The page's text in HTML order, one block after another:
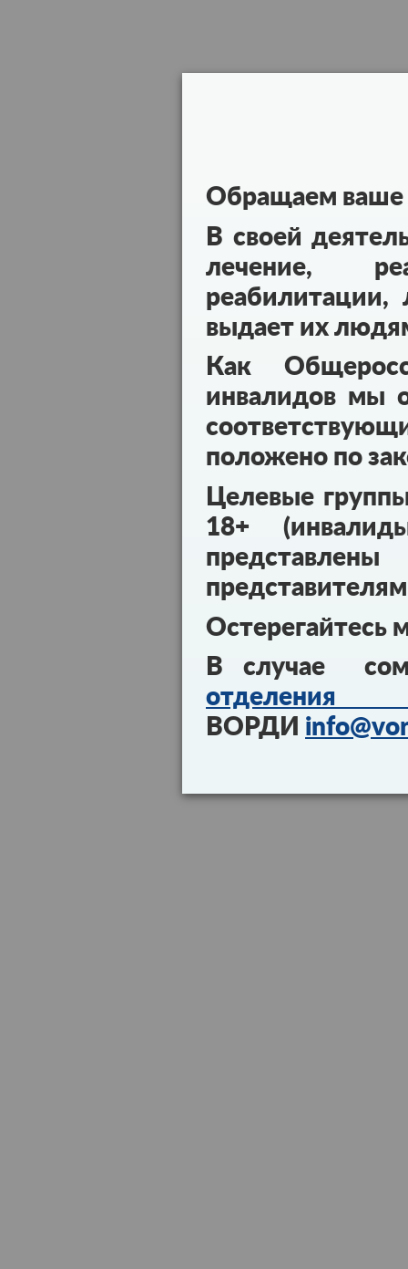
Обращаем ваше
В своей
лечение,
реабилитации,
выдает их
Как
инвалидов мы
положено по
Целевые
18+
Остерегайтесь
В случае
отделения
ВОРДИ